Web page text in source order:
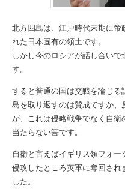
北方四島は、江戸時代末期に帝
れた日本固有の領土です。
しかし今のロシアが話し合い
す。
すると普通の国は交戦を論じ
島を取り返すのは賛成ですか、
が、これは侵略戦争でなく自
当たらない筈です。
自衛と言えばイギリス領フォ
侵攻したところ英軍に奪回さ
した。